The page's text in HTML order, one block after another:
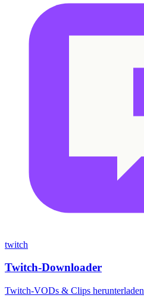
twitch
Twitch-Downloader
Twitch-VODs & Clips herunterladen